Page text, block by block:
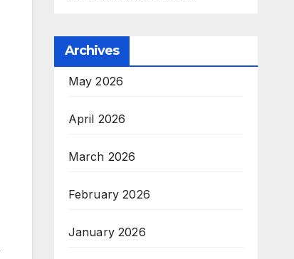
Archives
May 2026
April 2026
March 2026
February 2026
January 2026